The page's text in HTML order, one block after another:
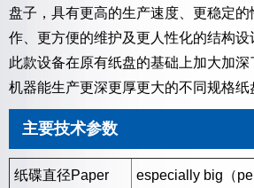
盘子，具有更高的生产速度、更稳定
作、更方便的维护及更人性化的结构设
此款设备在原有纸盘的基础上加大加
机器能生产更深更厚更大的不同规格纸
主要技术参数
纸碟直径Paper
especially big（